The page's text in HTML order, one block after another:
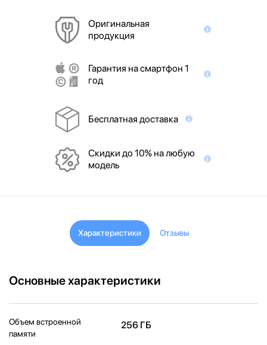
Оригинальная
продукция
Гарантия на смартфон 1
год
Бесплатная доставка
Скидки до 10% на любую
модель
Характеристики Отзывы
Основные характеристики
Объем встроенной
памяти
256 ГБ